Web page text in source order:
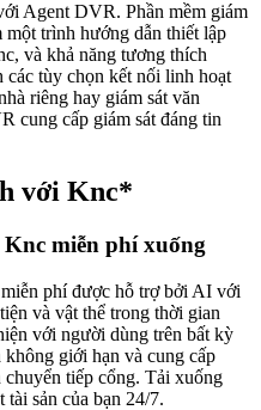
Agent DVR. Phần mềm giám
một trình hướng dẫn thiết lập
và khả năng tương thích
tùy chọn kết nối linh hoạt
riêng hay giám sát văn
cung cấp giám sát đáng tin
với Knc*
miễn phí xuống
phí được hỗ trợ bởi AI với
và vật thể trong thời gian
với người dùng trên bất kỳ
giới hạn và cung cấp
tiếp cổng. Tải xuống
sản của bạn 24/7.